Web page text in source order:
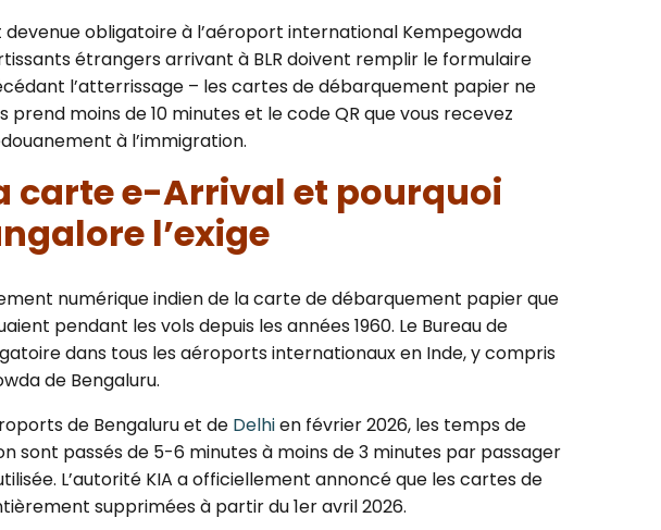
obligatoire à l’aéroport international Kempegowda
étrangers arrivant à BLR doivent remplir le formulaire
l’atterrissage – les cartes de débarquement papier ne
moins de 10 minutes et le code QR que vous recevez
à l’immigration.
carte e-Arrival et pourquoi
l’exige
numérique indien de la carte de débarquement papier que
pendant les vols depuis les années 1960. Le Bureau de
dans tous les aéroports internationaux en Inde, y compris
de Bengaluru.
de Bengaluru et de Delhien février 2026, les temps de
sont passés de 5-6 minutes à moins de 3 minutes par passager
L’autorité KIA a officiellement annoncé que les cartes de
supprimées à partir du 1er avril 2026.